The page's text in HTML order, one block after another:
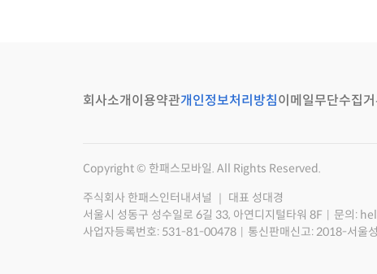
회사소개이용약관개인정보처리방침이메일무단수집
Copyright © 한패스모바일. All Rights Reserved.
주식회사 한패스인터내셔널 ｜ 대표 성대경
서울시 성동구 성수일로 6길 33, 아연디지털타워 8F
문의:
사업자등록번호: 531-81-00478
통신판매신고: 2018-서울